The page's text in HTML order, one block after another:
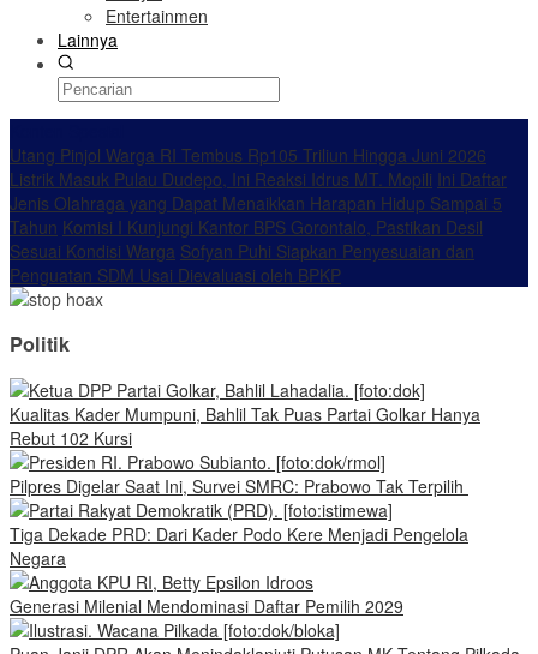
Entertainmen
Lainnya
Utang Pinjol Warga RI Tembus Rp105 Triliun Hingga Juni 2026
Listrik Masuk Pulau Dudepo, Ini Reaksi Idrus MT. Mopili Ini Daftar
Jenis Olahraga yang Dapat Menaikkan Harapan Hidup Sampai 5
Tahun Komisi I Kunjungi Kantor BPS Gorontalo, Pastikan Desil
Sesuai Kondisi Warga Sofyan Puhi Siapkan Penyesuaian dan
Penguatan SDM Usai Dievaluasi oleh BPKP
Politik
Kualitas Kader Mumpuni, Bahlil Tak Puas Partai Golkar Hanya
Rebut 102 Kursi
Pilpres Digelar Saat Ini, Survei SMRC: Prabowo Tak Terpilih
Tiga Dekade PRD: Dari Kader Podo Kere Menjadi Pengelola
Negara
Generasi Milenial Mendominasi Daftar Pemilih 2029